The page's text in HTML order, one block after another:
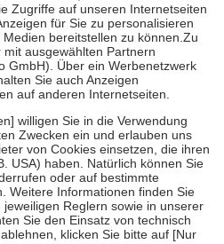
auch für Online-Apotheken.
Krankenpflege beträgt die
sowie zehn Euro je
für ihre eigene Gesundheit zu
der Familie zu unterstützen,
zum vollendeten 18. Lebensjahr
und Früherkennung, die von der